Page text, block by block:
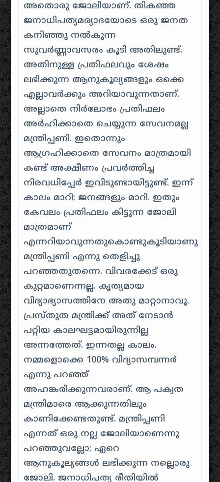
അതൊരു ജോലിയാണ്. തികഞ്ഞ
ജനാധിപത്യമര്യാദയോടെ ഒരു ജനത
കനിഞ്ഞു നൽകുന്ന
സുവർണ്ണാവസരം കൂടി അതിലുണ്ട്.
അതിനുള്ള പ്രതിഫലവും ശേഷം
ലഭിക്കുന്ന ആനുകൂല്യങ്ങളും ഒക്കെ
എല്ലാവർക്കും അറിയാവുന്നതാണ്.
അല്ലാതെ നിർലോഭം പ്രതിഫലം
അർഹിക്കാതെ ചെയ്യുന്ന സേവനമല്ല
മന്ത്രിപ്പണി. ഇതൊന്നും
ആഗ്രഹിക്കാതെ സേവനം മാത്രമായി
കണ്ട് അക്ഷീണം പ്രവർത്തിച്ച
നിരവധിപ്പേർ ഇവിടുണ്ടായിട്ടുണ്ട്. ഇന്ന്
കാലം മാറി; ജനങ്ങളും മാറി. ഇതും
കേവലം പ്രതിഫലം കിട്ടുന്ന ജോലി
മാത്രമാണ്
എന്നറിയാവുന്നതുകൊണ്ടുകൂടിയാണു
മന്ത്രിപ്പണി എന്നു തെളിച്ചു
പറഞ്ഞതുതന്നെ. വിവരക്കേട് ഒരു
കുറ്റമാണെന്നല്ല. കൃത്യമായ
വിദ്യാഭ്യാസത്തിനേ അതു മാറ്റാനാവൂ.
പ്രസ്തുത മന്ത്രിക്ക് അത് നേടാൻ
പറ്റിയ കാലഘട്ടമായിരുന്നില്ല
അന്നത്തേത്. ഇന്നതല്ല കാലം.
നമ്മളൊക്കെ 100% വിദ്യാസമ്പന്നർ
എന്നു പറഞ്ഞ്
അഹങ്കരിക്കുന്നവരാണ്. ആ പക്വത
മന്ത്രിമാരെ ആക്കുന്നതിലും
കാണിക്കേണ്ടതുണ്ട്. മന്ത്രിപ്പണി
എന്നത് ഒരു നല്ല ജോലിയാണെന്നു
പറഞ്ഞുവല്ലോ; ഏറെ
ആനുകൂല്യങ്ങൾ ലഭിക്കുന്ന നല്ലൊരു
ജോലി. ജനാധിപത്യ രീതിയിൽ